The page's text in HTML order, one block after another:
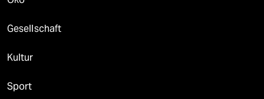
Gesellschaft
Kultur
Sport